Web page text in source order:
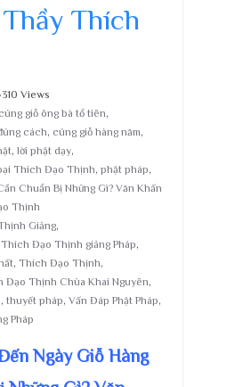
Thích
310 Views
giỗ ông bà tổ tiên,
cách, cúng giỗ hàng năm,
, lời phật dạy,
Thích Đạo Thịnh, phật pháp,
Chuẩn Bị Những Gì? Văn Khấn
Thịnh
Giảng,
Đạo Thịnh giảng Pháp,
, Thích Đạo Thịnh,
Đạo Thịnh Chùa Khai Nguyên,
, thuyết pháp, Vấn Đáp Phật Pháp,
Pháp
Ngày Giỗ Hàng